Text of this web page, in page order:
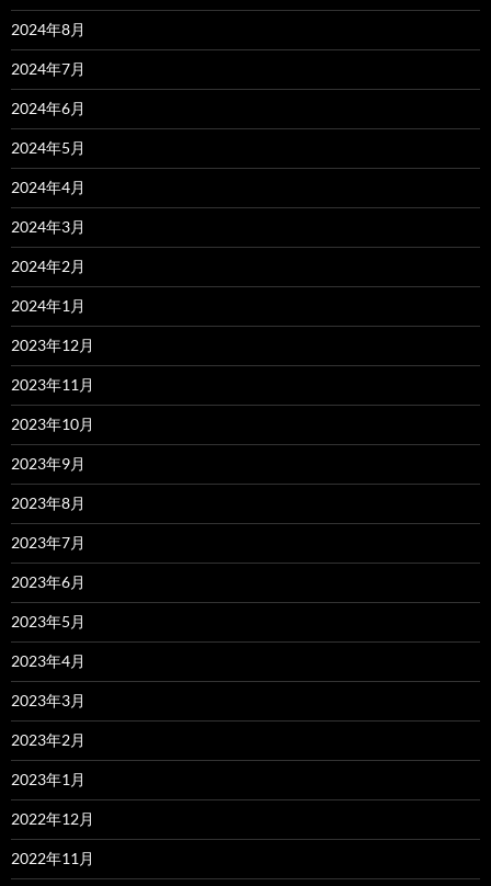
2024年8月
2024年7月
2024年6月
2024年5月
2024年4月
2024年3月
2024年2月
2024年1月
2023年12月
2023年11月
2023年10月
2023年9月
2023年8月
2023年7月
2023年6月
2023年5月
2023年4月
2023年3月
2023年2月
2023年1月
2022年12月
2022年11月